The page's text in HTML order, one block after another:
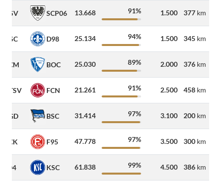
KSV SCP06 13.668 91% 1.500 377 km
DSC D98 25.134 94% 1.500 345 km
FCM BOC 25.030 89% 2.000 376 km
BTSV FCN 21.261 91% 2.500 458 km
SGD BSC 31.414 97% 3.100 200 km
FCK F95 47.778 97% 3.500 300 km
S04 KSC 61.838 99% 4.500 386 km